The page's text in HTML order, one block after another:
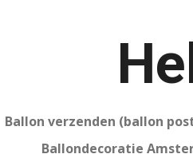
Ballon verzenden (ballon
Ballondecoratie